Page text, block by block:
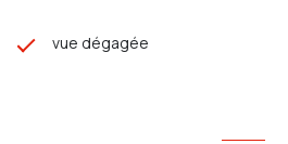
vue dégagée